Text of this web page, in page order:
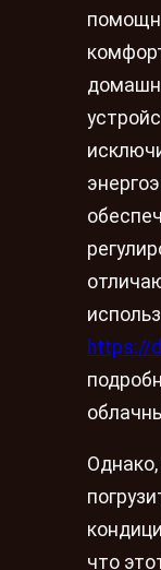
https://
что